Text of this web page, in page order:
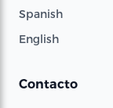
Spanish
English
Contacto